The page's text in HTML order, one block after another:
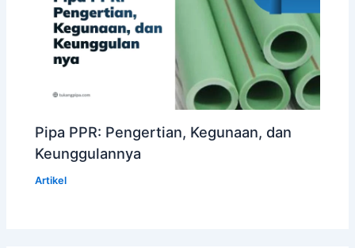
Pipa PPR: Pengertian, Kegunaan, dan
Keunggulannya
Artikel